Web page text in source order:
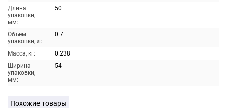
Длина
упаковки,
мм:
50
Объем
упаковки, л:
0.7
Масса, кг:
0.238
Ширина
упаковки,
мм:
54
Похожие товары